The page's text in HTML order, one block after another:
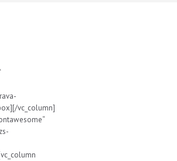
vc_column]